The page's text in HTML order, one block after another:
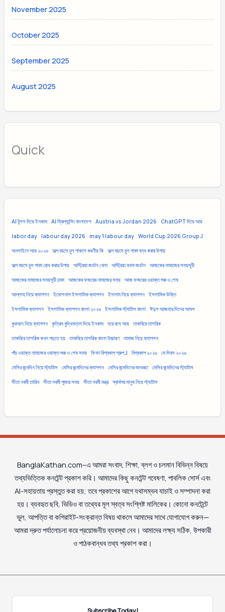
November 2025
October 2025
September 2025
August 2025
Quick
AI টুলস দিয়ে ইনকাম AI ফ্রিল্যান্সিং বাংলাদেশ Austria vs Jordan 2026 ChatGPT দিয়ে আয়
labor day labour day 2026 may 1 labour day World Cup 2026 Group J
অনলাইনে আয় ২০২৬ অল্প বয়সে চুল পাকলে করণীয় কি অল্প বয়সে চুল পাকা বন্ধ করার উপায়
অল্প বয়সে চুল পাকা রোধ করার উপায় অস্ট্রিয়া জর্ডান খেলা অস্ট্রিয়া বনাম জর্ডান আজকের নামাজের সময়সূচী
আজকের নামাজের সময়সূচী ঢাকা আজকের ফজরের নামাজের সময় আজ ফজরের ওয়াক্ত শুরু ও শেষ
আল্লাহ নিয়ে ক্যাপশন ইমোশনাল ইসলামিক ক্যাপশন ইসলাম নিয়ে ক্যাপশন ইসলামিক উক্তি
ইসলামিক ক্যাপশন ইসলামিক ক্যাপশন বাংলা ২০২৬ ইসলামিক স্ট্যাটাস বাংলা ঈদুল আজহার দিনের আমল
কুরআন নিয়ে ক্যাপশন কৃত্রিম বুদ্ধিমত্তা দিয়ে ইনকাম ঘরে বসে আয় তাকবিরে তাশরিক
তাকবিরে তাশরিক কখন পড়তে হয় তাকবিরে তাশরিক বাংলা উচ্চারণ নামাজ নিয়ে ক্যাপশন
পাঁচ ওয়াক্ত নামাজের ওয়াক্ত শুরু ও শেষ সময় ফিফা বিশ্বকাপ গ্রুপ J বিশ্বকাপ ২০২৬ মে দিবস ২০২৬
মেসির জন্মদিন নিয়ে স্ট্যাটাস মেসির জন্মদিনের ক্যাপশন মেসির জন্মদিনের শুভেচ্ছা মেসির জন্মদিনের স্ট্যাটাস
সীতা নবমী তারিখ সীতা নবমী পূজার সময় সীতা নবমী মন্ত্র স্বার্থপর মানুষ নিয়ে স্ট্যাটাস
BanglaKathan.com–এ আমরা সংবাদ, শিক্ষা, ব্লগ ও চলমান বিভিন্ন বিষয়ে
তথ্যভিত্তিক কনটেন্ট প্রকাশ করি। আমাদের কিছু কনটেন্ট গবেষণা, পাবলিক সোর্স এবং
AI-সহায়তায় প্রস্তুত করা হয়; তবে প্রকাশের আগে যথাসম্ভব যাচাই ও সম্পাদনা করা
হয়। ব্যবহৃত ছবি, ভিডিও বা তথ্যের মূল স্বত্ব সংশ্লিষ্ট মালিকের। কোনো কনটেন্টে
ভুল, আপত্তি বা কপিরাইট-সংক্রান্ত বিষয় থাকলে আমাদের সাথে যোগাযোগ করুন—
আমরা দ্রুত পর্যালোচনা করে প্রয়োজনীয় ব্যবস্থা নেব। আমাদের লক্ষ্য সঠিক, উপকারী
ও পাঠকবান্ধব তথ্য প্রকাশ করা।